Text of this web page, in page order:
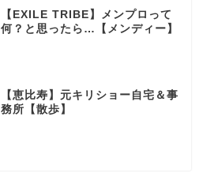
【EXILE TRIBE】メンプロって
何？と思ったら…【メンディー】
【恵比寿】元キリショー自宅＆事
務所【散歩】